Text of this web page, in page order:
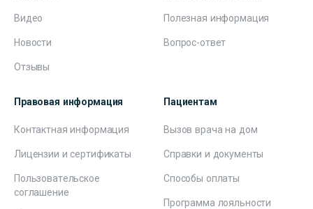
Видео
Новости
Отзывы
Полезная информация
Вопрос-ответ
Правовая информация
Контактная информация
Лицензии и сертификаты
Пользовательское
соглашение
Пациентам
Вызов врача на дом
Справки и документы
Способы оплаты
Программа лояльности